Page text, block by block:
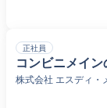
正社員
コンビニメイ
株式会社 エスディ・